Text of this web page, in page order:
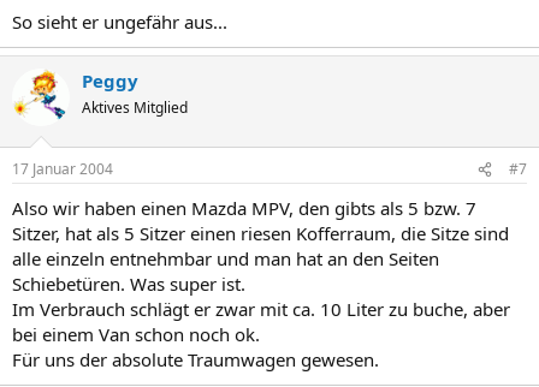
So sieht er ungefähr aus...
Peggy
Aktives Mitglied
17 Januar 2004 #7
Also wir haben einen Mazda MPV, den gibts als 5 bzw. 7
Sitzer, hat als 5 Sitzer einen riesen Kofferraum, die Sitze sind
alle einzeln entnehmbar und man hat an den Seiten
Schiebetüren. Was super ist.
Im Verbrauch schlägt er zwar mit ca. 10 Liter zu buche, aber
bei einem Van schon noch ok.
Für uns der absolute Traumwagen gewesen.